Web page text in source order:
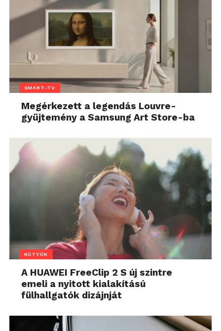
SMART-TV
Megérkezett a legendás Louvre-
gyűjtemény a Samsung Art Store-ba
KÜTYÜK
A HUAWEI FreeClip 2 S új szintre
emeli a nyitott kialakítású
fülhallgatók dizájnját